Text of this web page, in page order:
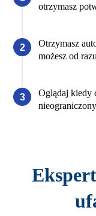
otrzymasz
Otrzymasz
możesz od
Oglądaj kiedy